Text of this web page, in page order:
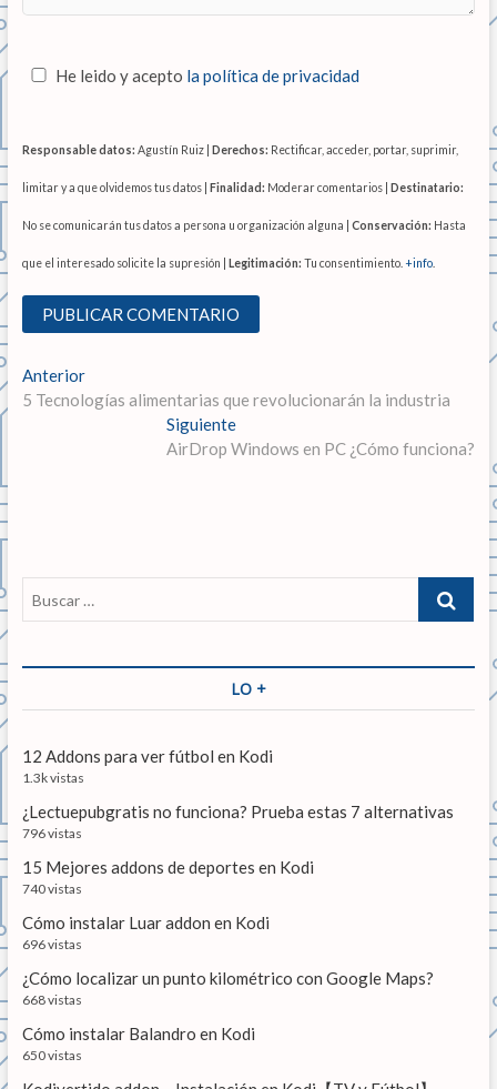
He leido y acepto la política de privacidad
Responsable datos: Agustín Ruiz | Derechos: Rectificar, acceder, portar, suprimir,
limitar y a que olvidemos tus datos | Finalidad: Moderar comentarios | Destinatario:
No se comunicarán tus datos a persona u organización alguna | Conservación: Hasta
que el interesado solicite la supresión | Legitimación: Tu consentimiento. +info.
N
a
c
i
ó
n
e
e
n
t
r
a
d
a
s
AnteriorE
n
e
i
r
5 Tecnologías alimentarias que revolucionarán la industria
Siguiente
n
i
u
i
e
t
:
AirDrop Windows en PC ¿Cómo funciona?
c
r
LO +
12 Addons para ver fútbol en Kodi
1.3k vistas
¿Lectuepubgratis no funciona? Prueba estas 7 alternativas
796 vistas
15 Mejores addons de deportes en Kodi
740 vistas
Cómo instalar Luar addon en Kodi
696 vistas
¿Cómo localizar un punto kilométrico con Google Maps?
668 vistas
Cómo instalar Balandro en Kodi
650 vistas